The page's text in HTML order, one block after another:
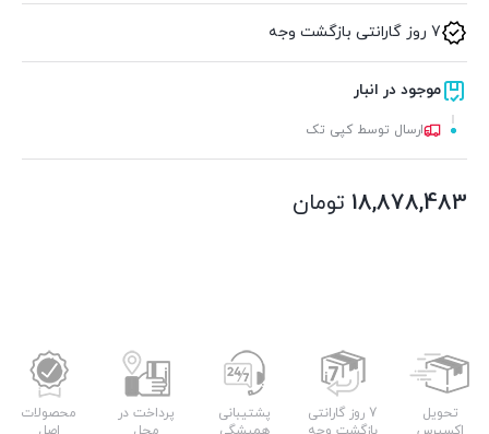
7 روز گارانتی بازگشت وجه
موجود در انبار
ارسال توسط کپی تک
18,878,483 تومان
تحویل
7 روز گارانتی
پشتیبانی
پرداخت در
محصولات